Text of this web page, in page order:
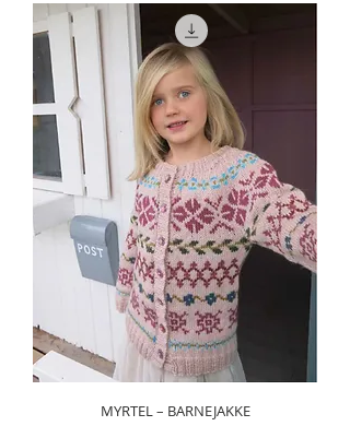
MYRTEL – BARNEJAKKE